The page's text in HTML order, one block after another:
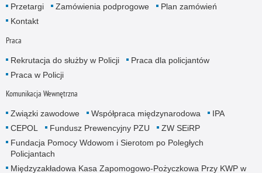
Przetargi Zamówienia podprogowe
Plan zamówień
Kontakt
Praca
Rekrutacja do służby w Policji
Praca dla policjantów
Praca w Policji
Komunikacja Wewnętrzna
Związki zawodowe Współpraca międzynarodowa
IPA
CEPOL
Fundusz Prewencyjny PZU
ZW SEiRP
Fundacja Pomocy Wdowom i Sierotom po Poległych
Policjantach
Międzyzakładowa Kasa Zapomogowo-Pożyczkowa Przy KWP w